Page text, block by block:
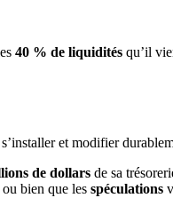
40 % de liquidités qu’il
et modifier
de dollars de sa
bien que les spéculations